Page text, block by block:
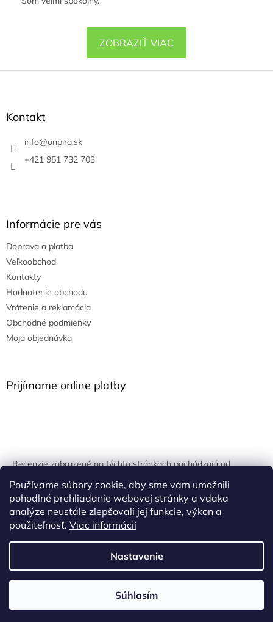
Používame súbory cookie, aby sme vám umožnili
pohodlné prehliadanie webovej stránky a vďaka
analýze neustále zlepšovali jej funkcie, výkon a
použiteľnosť. Viac informácií
Nastavenie
Súhlasím
ZOBRAZIŤ VIAC
Z
Kontakt
info@onpira.sk
+421 951 732 703
Informácie pre vás
Doprava a platba
Veľkoobchod
Kontakty
Hodnotenie obchodu
Vrátenie a reklamácia
Obchodné podmienky
Moja objednávka
Prijímame online platby
Recenzie zobrazené na týchto stránkach pochádzajú od
unikátnych kľúčov generovaných na základe údajov z
uskutočnenej objednávky.
Vytvoril Shoptet
Onpira.sk. Všetky práva vyhradené.